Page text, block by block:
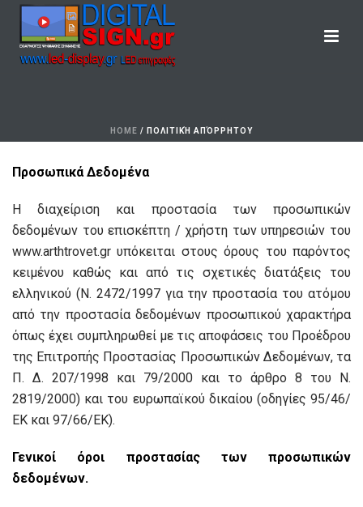
HOME / ΠΟΛΙΤΙΚΉ ΑΠΌΡΡΗΤΟΥ
Προσωπικά Δεδομένα
Η διαχείριση και προστασία των προσωπικών
δεδομένων του επισκέπτη / χρήστη των υπηρεσιών του
www.arthtrovet.gr υπόκειται στους όρους του παρόντος
κειμένου καθώς και από τις σχετικές διατάξεις του
ελληνικού (Ν. 2472/1997 για την προστασία του ατόμου
από την προστασία δεδομένων προσωπικού χαρακτήρα
όπως έχει συμπληρωθεί με τις αποφάσεις του Προέδρου
της Επιτροπής Προστασίας Προσωπικών Δεδομένων, τα
Π. Δ. 207/1998 και 79/2000 και το άρθρο 8 του Ν.
2819/2000) και του ευρωπαϊκού δικαίου (οδηγίες 95/46/
ΕΚ και 97/66/ΕΚ).
Γενικοί όροι προστασίας των προσωπικών
δεδομένων.